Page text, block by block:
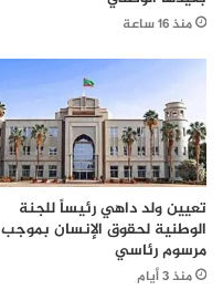
منذ 16 ساعة
تعيين ولد داهي رئيساً للجنة
الوطنية لحقوق الإنسان بموجب
مرسوم رئاسي
منذ 3 أيام